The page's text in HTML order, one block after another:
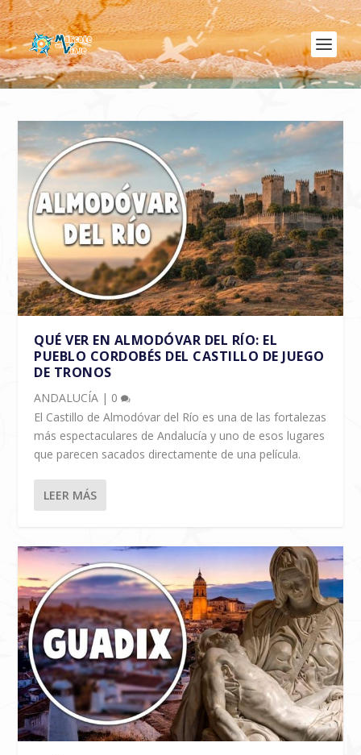
QUÉ VER EN ALMODÓVAR DEL RÍO: EL
PUEBLO CORDOBÉS DEL CASTILLO DE JUEGO
DE TRONOS
ANDALUCÍA | 0
El Castillo de Almodóvar del Río es una de las fortalezas
más espectaculares de Andalucía y uno de esos lugares
que parecen sacados directamente de una película.
LEER MÁS